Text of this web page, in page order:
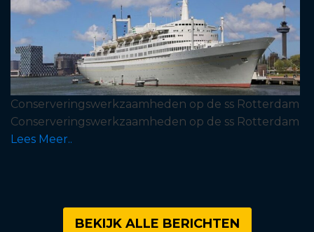
Conserveringswerkzaamheden op de ss Rotterdam
Conserveringswerkzaamheden op de ss Rotterdam
Lees Meer..
BEKIJK ALLE BERICHTEN